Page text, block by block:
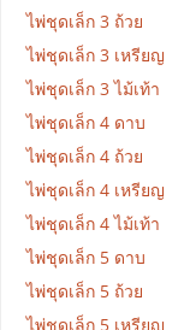
ไพ่ชุดเล็ก 3 ถ้วย
ไพ่ชุดเล็ก 3 เหรียญ
ไพ่ชุดเล็ก 3 ไม้เท้า
ไพ่ชุดเล็ก 4 ดาบ
ไพ่ชุดเล็ก 4 ถ้วย
ไพ่ชุดเล็ก 4 เหรียญ
ไพ่ชุดเล็ก 4 ไม้เท้า
ไพ่ชุดเล็ก 5 ดาบ
ไพ่ชุดเล็ก 5 ถ้วย
ไพ่ชุดเล็ก 5 เหรียญ